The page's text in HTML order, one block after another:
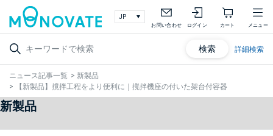
お問い合わせ ログイン カート メニュー
検索 詳細検索
ニュース記事一覧 > 新製品
>
【新製品】撹拌工程をより便利に｜撹拌機座の付いた架台付容器
新製品